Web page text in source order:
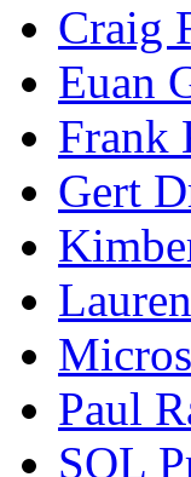
Craig
Euan
Frank
Gert
Paul
SQL